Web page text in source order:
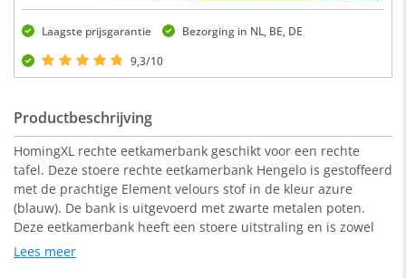
Laagste prijsgarantie
Bezorging in NL, BE, DE
9,3/10
Productbeschrijving
HomingXL rechte eetkamerbank geschikt voor een rechte
tafel. Deze stoere rechte eetkamerbank Hengelo is gestoffeerd
met de prachtige Element velours stof in de kleur azure
(blauw). De bank is uitgevoerd met zwarte metalen poten.
Deze eetkamerbank heeft een stoere uitstraling en is zowel
geschikt voor een industrieel als een modern interieur.
Lees meer